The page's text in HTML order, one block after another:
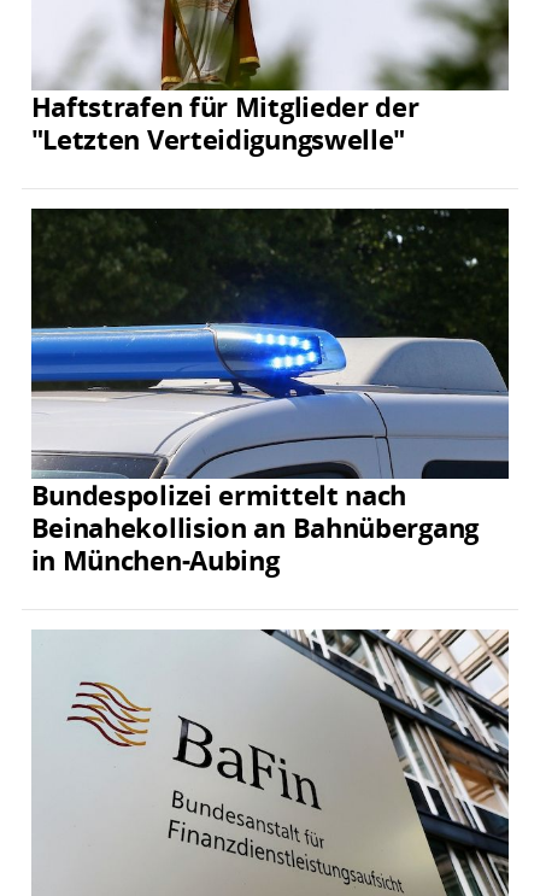
Haftstrafen für Mitglieder der
"Letzten Verteidigungswelle"
Bundespolizei ermittelt nach
Beinahekollision an Bahnübergang
in München-Aubing